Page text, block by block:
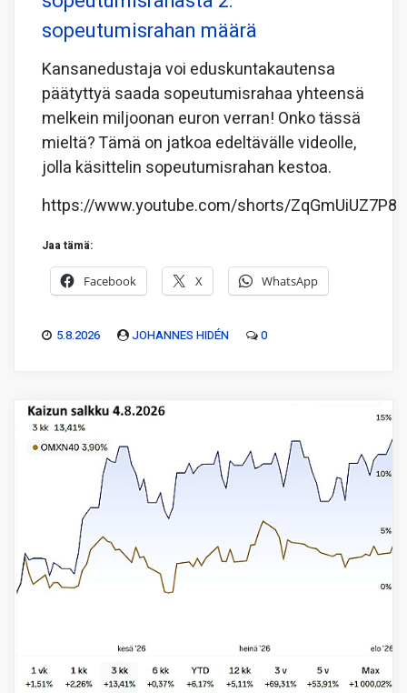
sopeutumisrahan määrä
Kansanedustaja voi eduskuntakautensa
päätyttyä saada sopeutumisrahaa yhteensä
melkein miljoonan euron verran! Onko tässä
mieltä? Tämä on jatkoa edeltävälle videolle,
jolla käsittelin sopeutumisrahan kestoa.
https://www.youtube.com/shorts/ZqGmUiUZ7P8
Jaa tämä:
Facebook X WhatsApp
5.8.2026 JOHANNES HIDÉN 0